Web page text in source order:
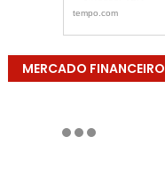
MERCADO FINANCEIRO